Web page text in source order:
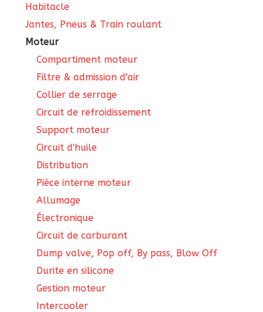
Habitacle
Jantes, Pneus & Train roulant
Moteur
Compartiment moteur
Filtre & admission d'air
Collier de serrage
Circuit de refroidissement
Support moteur
Circuit d'huile
Distribution
Pièce interne moteur
Allumage
Électronique
Circuit de carburant
Dump valve, Pop off, By pass, Blow Off
Durite en silicone
Gestion moteur
Intercooler